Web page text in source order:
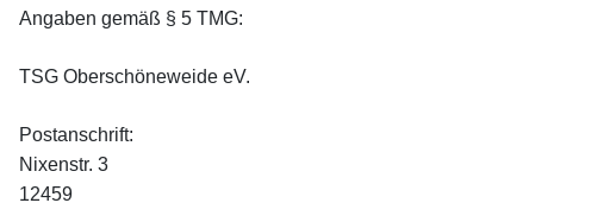
Angaben gemäß § 5 TMG:
TSG Oberschöneweide eV.
Postanschrift:
Nixenstr. 3
12459